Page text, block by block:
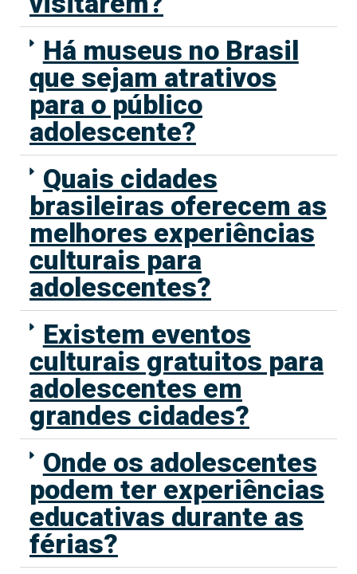
Há museus no Brasil
que sejam atrativos
para o público
adolescente?
Quais cidades
brasileiras oferecem as
melhores experiências
culturais para
adolescentes?
Existem eventos
culturais gratuitos para
adolescentes em
grandes cidades?
Onde os adolescentes
podem ter experiências
educativas durante as
férias?